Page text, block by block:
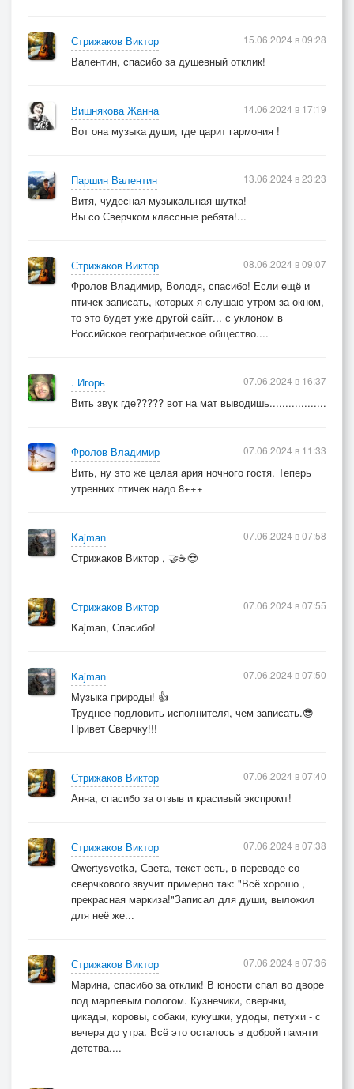
Стрижаков Виктор
Валентин, спасибо за душевный отклик!
15.06.2024 в 09:28
Вишнякова Жанна
Вот она музыка души, где царит гармония !
14.06.2024 в 17:19
Паршин Валентин
Витя, чудесная музыкальная шутка!
Вы со Сверчком классные ребята!...
13.06.2024 в 23:23
Стрижаков Виктор
Фролов Владимир, Володя, спасибо! Если ещё и
птичек записать, которых я слушаю утром за окном,
то это будет уже другой сайт... с уклоном в
Российское географическое общество....
08.06.2024 в 09:07
. Игорь
Вить звук где????? вот на мат выводишь..................
07.06.2024 в 16:37
Фролов Владимир
Вить, ну это же целая ария ночного гостя. Теперь
утренних птичек надо 8+++
07.06.2024 в 11:33
Kajman
Стрижаков Виктор , 🤝☕😎
07.06.2024 в 07:58
Стрижаков Виктор
Kajman, Спасибо!
07.06.2024 в 07:55
Kajman
Музыка природы! 👍
Труднее подловить исполнителя, чем записать.😎
Привет Сверчку!!!
07.06.2024 в 07:50
Стрижаков Виктор
Анна, спасибо за отзыв и красивый экспромт!
07.06.2024 в 07:40
Стрижаков Виктор
Qwertysvetka, Света, текст есть, в переводе со
сверчкового звучит примерно так: "Всё хорошо ,
прекрасная маркиза!"Записал для души, выложил
для неё же...
07.06.2024 в 07:38
Стрижаков Виктор
Марина, спасибо за отклик! В юности спал во дворе
под марлевым пологом. Кузнечики, сверчки,
цикады, коровы, собаки, кукушки, удоды, петухи - с
вечера до утра. Всё это осталось в доброй памяти
детства....
07.06.2024 в 07:36